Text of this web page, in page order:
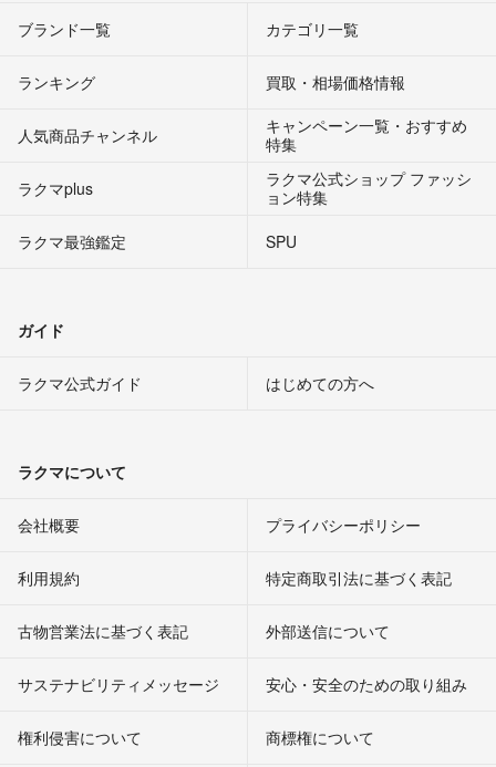
ブランド一覧 カテゴリ一覧
ランキング 買取・相場価格情報
人気商品チャンネル
キャンペーン一覧・おすすめ
特集
ラクマplus
ラクマ公式ショップ ファッシ
ョン特集
ラクマ最強鑑定
SPU
ガイド
ラクマ公式ガイド はじめての方へ
ラクマについて
会社概要 プライバシーポリシー
利用規約 特定商取引法に基づく表記
古物営業法に基づく表記 外部送信について
サステナビリティメッセージ 安心・安全のための取り組み
権利侵害について
商標権について